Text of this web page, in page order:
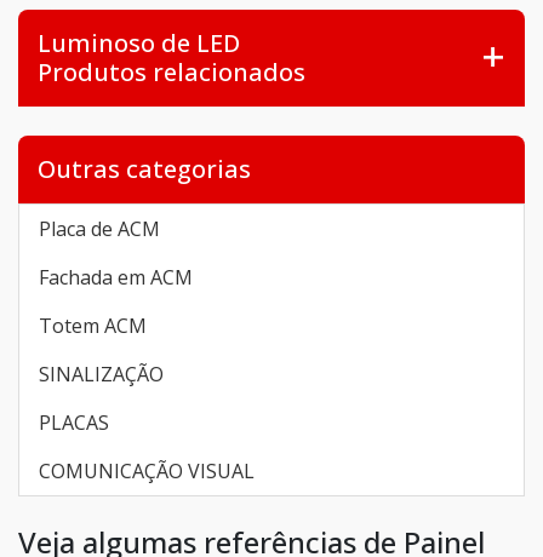
Luminoso de LED
Produtos relacionados
Outras categorias
Placa de ACM
Fachada em ACM
Totem ACM
SINALIZAÇÃO
PLACAS
COMUNICAÇÃO VISUAL
Veja algumas referências de Painel